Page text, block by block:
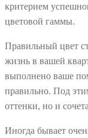
критерием
цветовой гаммы.
Правильный цвет
жизнь в вашей
выполнено ваше
правильно. Под
оттенки, но и
Иногда бывает